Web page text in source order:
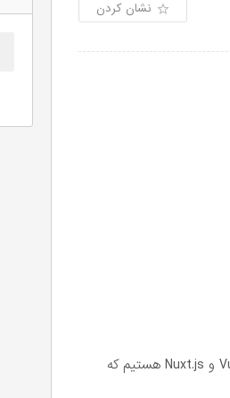
نشان کردن
به دنبال همکاری با یک برنامه‌نویس فرانت‌اند حرفه‌ای، مسئولیت‌پذیر و مسلط به Vue.js و Nuxt.js هستیم که